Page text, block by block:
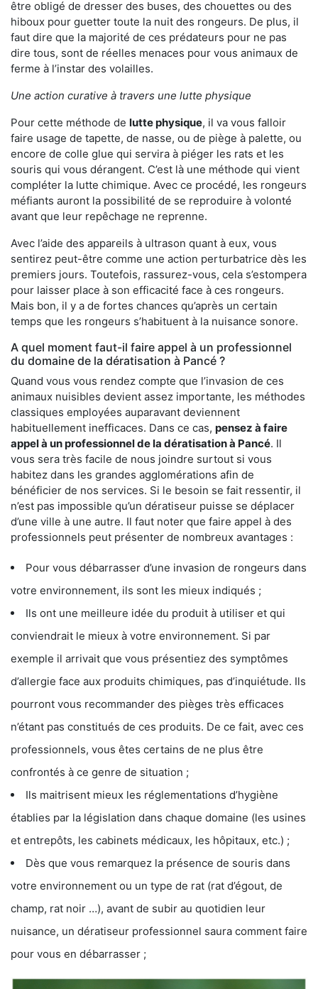
être obligé de dresser des buses, des chouettes ou des
hiboux pour guetter toute la nuit des rongeurs. De plus, il
faut dire que la majorité de ces prédateurs pour ne pas
dire tous, sont de réelles menaces pour vous animaux de
ferme à l’instar des volailles.
Une action curative à travers une lutte physique
Pour cette méthode de lutte physique, il va vous falloir
faire usage de tapette, de nasse, ou de piège à palette, ou
encore de colle glue qui servira à piéger les rats et les
souris qui vous dérangent. C’est là une méthode qui vient
compléter la lutte chimique. Avec ce procédé, les rongeurs
méfiants auront la possibilité de se reproduire à volonté
avant que leur repêchage ne reprenne.
Avec l’aide des appareils à ultrason quant à eux, vous
sentirez peut-être comme une action perturbatrice dès les
premiers jours. Toutefois, rassurez-vous, cela s’estompera
pour laisser place à son efficacité face à ces rongeurs.
Mais bon, il y a de fortes chances qu’après un certain
temps que les rongeurs s’habituent à la nuisance sonore.
A quel moment faut-il faire appel à un professionnel
du domaine de la dératisation à Pancé ?
Quand vous vous rendez compte que l’invasion de ces
animaux nuisibles devient assez importante, les méthodes
classiques employées auparavant deviennent
habituellement inefficaces. Dans ce cas, pensez à faire
appel à un professionnel de la dératisation à Pancé. Il
vous sera très facile de nous joindre surtout si vous
habitez dans les grandes agglomérations afin de
bénéficier de nos services. Si le besoin se fait ressentir, il
n’est pas impossible qu’un dératiseur puisse se déplacer
d’une ville à une autre. Il faut noter que faire appel à des
professionnels peut présenter de nombreux avantages :
Pour vous débarrasser d’une invasion de rongeurs dans
votre environnement, ils sont les mieux indiqués ;
Ils ont une meilleure idée du produit à utiliser et qui
conviendrait le mieux à votre environnement. Si par
exemple il arrivait que vous présentiez des symptômes
d’allergie face aux produits chimiques, pas d’inquiétude. Ils
pourront vous recommander des pièges très efficaces
n’étant pas constitués de ces produits. De ce fait, avec ces
professionnels, vous êtes certains de ne plus être
confrontés à ce genre de situation ;
Ils maitrisent mieux les réglementations d’hygiène
établies par la législation dans chaque domaine (les usines
et entrepôts, les cabinets médicaux, les hôpitaux, etc.) ;
Dès que vous remarquez la présence de souris dans
votre environnement ou un type de rat (rat d’égout, de
champ, rat noir …), avant de subir au quotidien leur
nuisance, un dératiseur professionnel saura comment faire
pour vous en débarrasser ;